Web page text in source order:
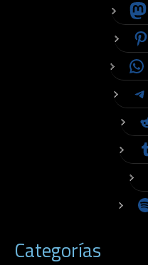
Categorías